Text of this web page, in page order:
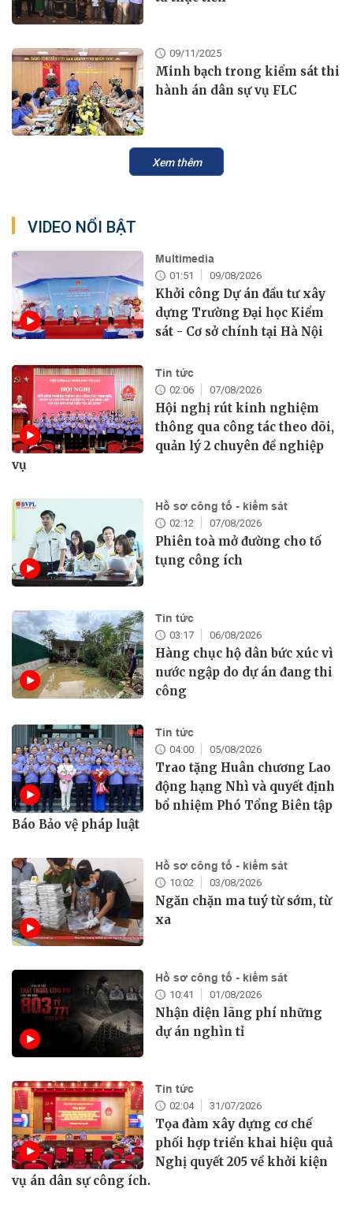
09/11/2025
Minh bạch trong kiểm sát thi
hành án dân sự vụ FLC
Xem thêm
VIDEO NỔI BẬT
Multimedia
01:51 09/08/2026
Khởi công Dự án đầu tư xây
dựng Trường Đại học Kiểm
sát - Cơ sở chính tại Hà Nội
Tin tức
02:06 07/08/2026
Hội nghị rút kinh nghiệm
thông qua công tác theo dõi,
quản lý 2 chuyên đề nghiệp
vụ
Hồ sơ công tố - kiểm sát
02:12 07/08/2026
Phiên toà mở đường cho tố
tụng công ích
Tin tức
03:17 06/08/2026
Hàng chục hộ dân bức xúc vì
nước ngập do dự án đang thi
công
Tin tức
04:00 05/08/2026
Trao tặng Huân chương Lao
động hạng Nhì và quyết định
bổ nhiệm Phó Tổng Biên tập
Báo Bảo vệ pháp luật
Hồ sơ công tố - kiểm sát
10:02 03/08/2026
Ngăn chặn ma tuý từ sớm, từ
xa
Hồ sơ công tố - kiểm sát
10:41 01/08/2026
Nhận diện lãng phí những
dự án nghìn tỉ
Tin tức
02:04 31/07/2026
Tọa đàm xây dựng cơ chế
phối hợp triển khai hiệu quả
Nghị quyết 205 về khởi kiện
vụ án dân sự công ích.